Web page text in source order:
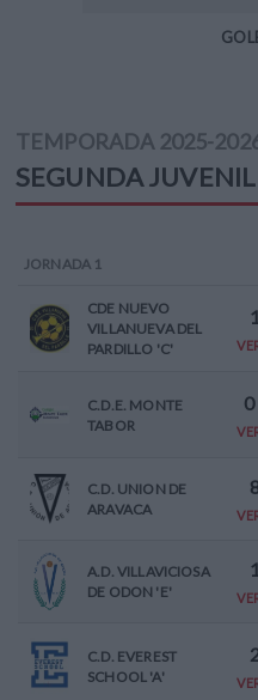
TEMPORADA 2025-
SEGUNDA JUVENIL
JORNADA 1
CDE NUEVO
VILLANUEVA DEL
PARDILLO 'C'
1
C.D.E. MONTE
TABOR
0
C.D. UNION DE
ARAVACA
A.D. VILLAVICIOSA
DE ODON 'E'
C.D. EVEREST
SCHOOL 'A'